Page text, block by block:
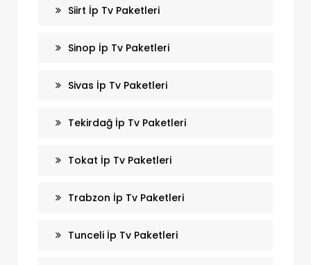
Siirt İp Tv Paketleri
Sinop İp Tv Paketleri
Sivas İp Tv Paketleri
Tekirdağ İp Tv Paketleri
Tokat İp Tv Paketleri
Trabzon İp Tv Paketleri
Tunceli İp Tv Paketleri